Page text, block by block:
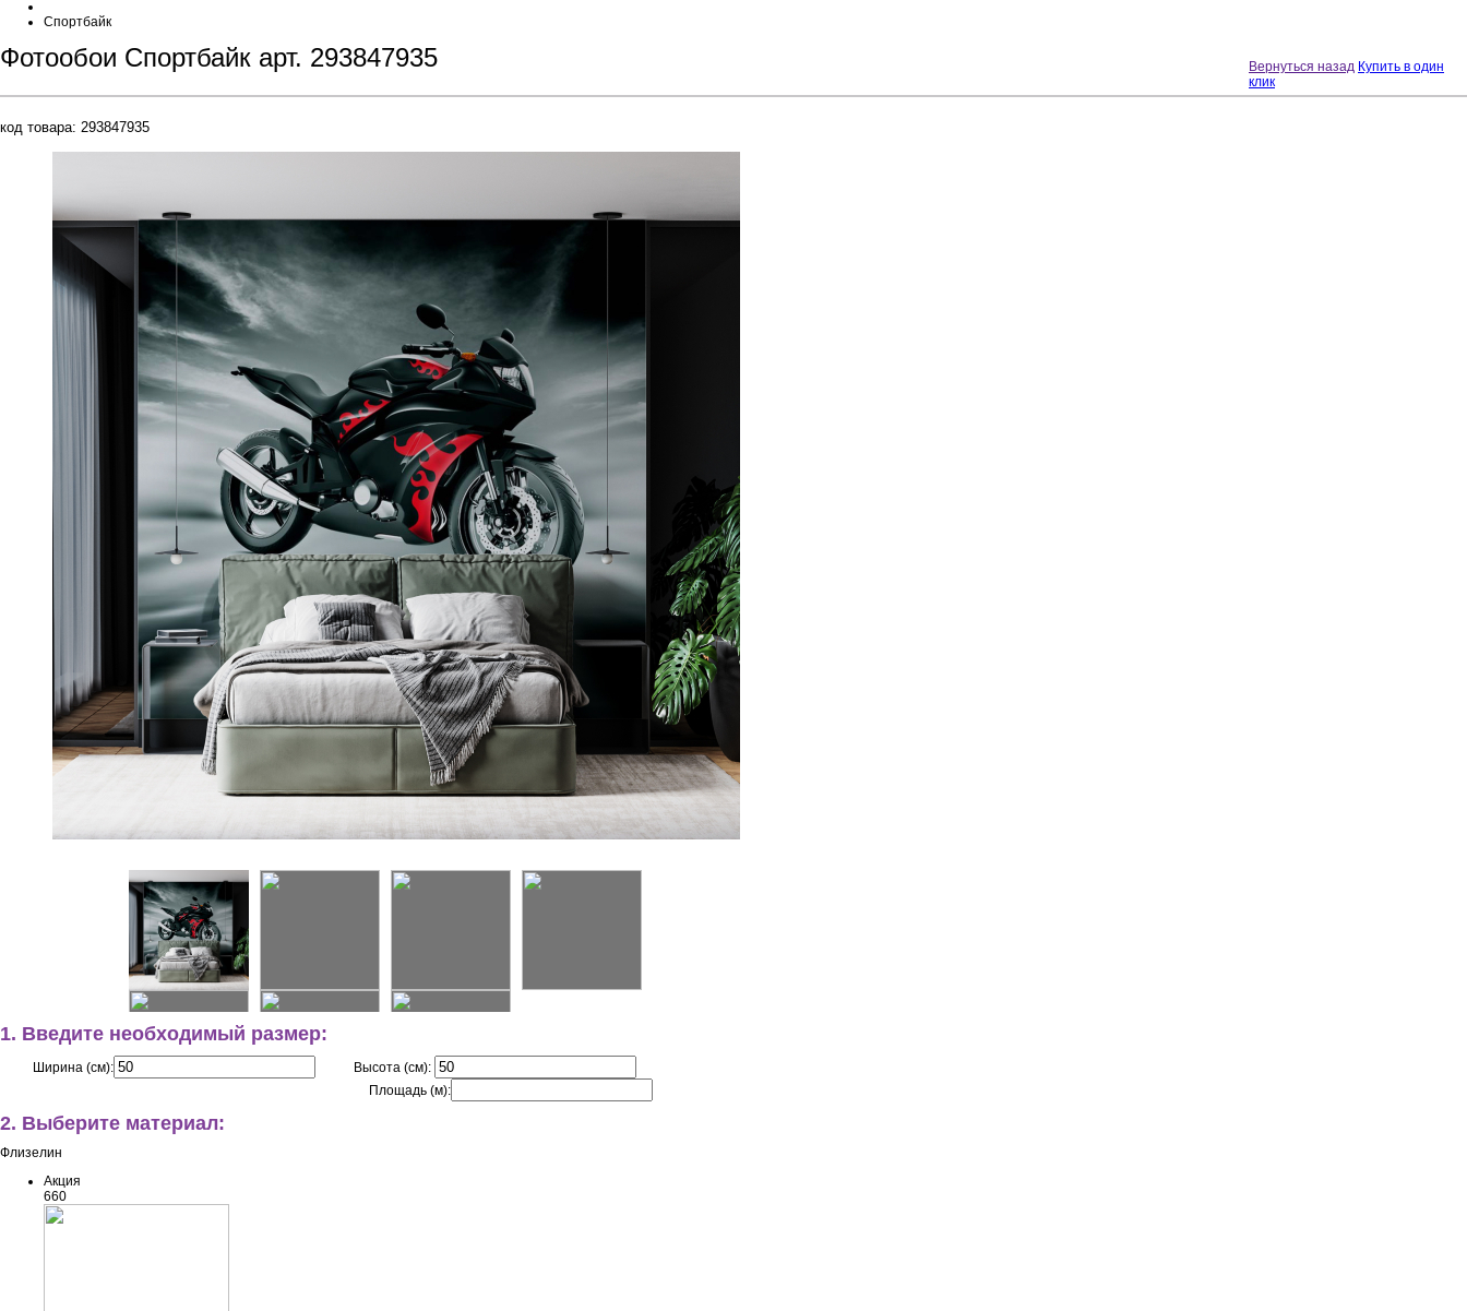
Спортбайк
Вернуться назад Купить в один
клик
Фотообои Спортбайк арт. 293847935
код товара: 293847935
1. Введите необходимый размер:
Ширина (см):
Высота (см):
Площадь (м):
2. Выберите материал:
Флизелин
Акция
660